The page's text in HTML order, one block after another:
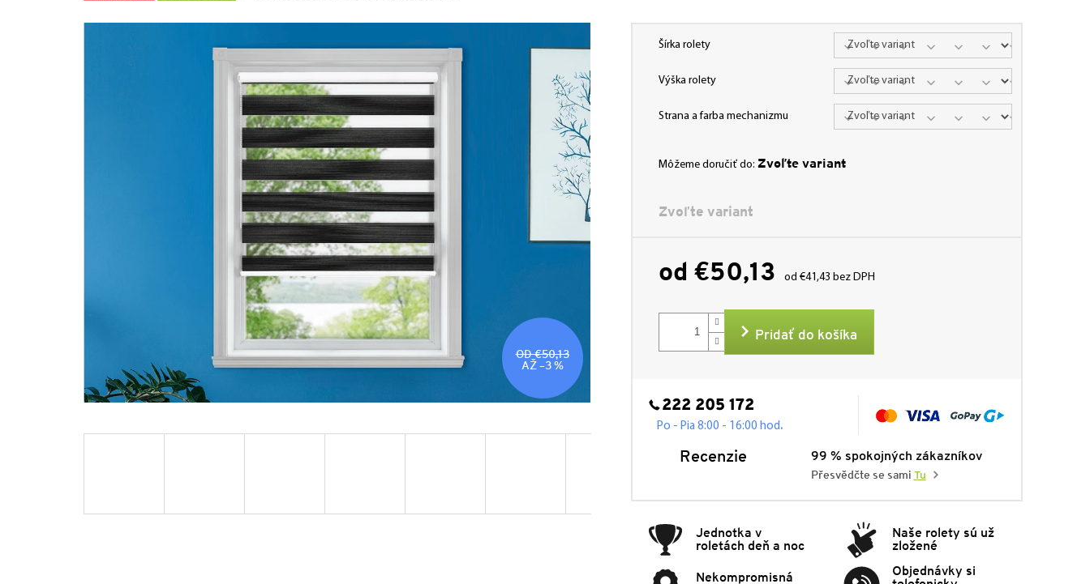
OD €50,13
AŽ –3 %
od €50,13 od€41,43 bez DPH
cena:
Šírka rolety
Výška rolety
Strana a farba mechanizmu
Môžeme doručiť do: Zvoľte variant
Zvoľte variant
Pridať do košíka
222 205 172
Po - Pia 8:00 - 16:00 hod .
Recenzie 99 % spokojných zákazníkov
Přesvědčte se sami Tu
Jednotka v
roletách deň a noc
Naše rolety sú už
zložené
Nekompromisná
Objednávky si